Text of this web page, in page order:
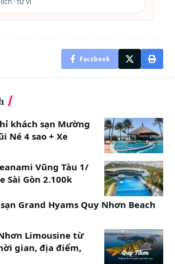
phụ: 400.000VNĐ/đêm
quy định của resort
hạng phòng: tùy từng hạng phòng
Hà Nội – Sapa
nang hữu ích du lịch Sapađể lên
phá vẻ đẹp Sapa thôi nào.
Facebook
khách sạn Mường
Né 4 sao + Xe
Vũng Tàu 1/
Sài Gòn 2.100k
Grand Hyams Quy Nhơn Beach
Limousine từ
gian, địa điểm,